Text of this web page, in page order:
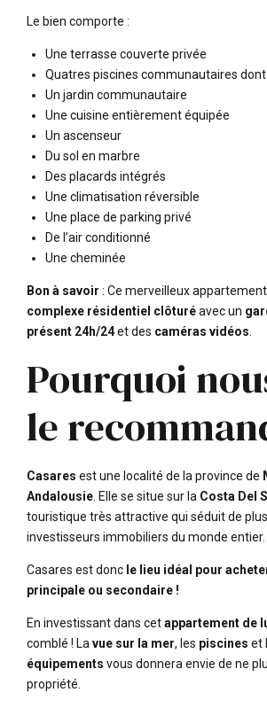
Le bien comporte :
Une terrasse couverte privée
Quatres piscines communautaires
Un jardin communautaire
Une cuisine entièrement équipée
Un ascenseur
Du sol en marbre
Des placards intégrés
Une climatisation réversible
Une place de parking privé
De l’air conditionné
Une cheminée
Bon à savoir : Ce merveilleux
complexe résidentiel clôturéavec un
présent 24h/24et des caméras vidéos
Pourquoi
le
Casares est une localité de la province de
Andalousie . Elle se situe sur la Costa Del
touristique très attractive qui séduit de
investisseurs immobiliers du monde entier.
Casares est donc le lieu idéal pour
principale ou secondaire !
En investissant dans cetappartement de
comblé ! La vue sur la mer, les piscines et
équipements vous donnera envie de ne
propriété.